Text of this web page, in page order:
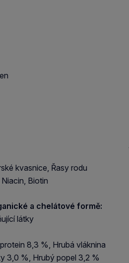
kvasnice, Řasy rodu
Biotin
a chelátové formě:
látky
8,3 %, Hrubá vláknina
3,0 %, Hrubý popel 3,2 %